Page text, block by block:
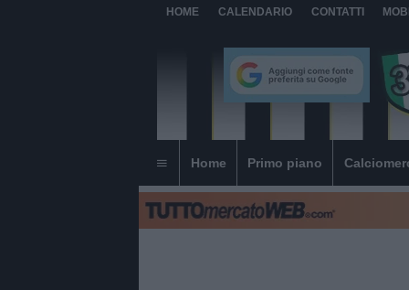
HOME CALENDARIO CONTATTI
Home Primo piano